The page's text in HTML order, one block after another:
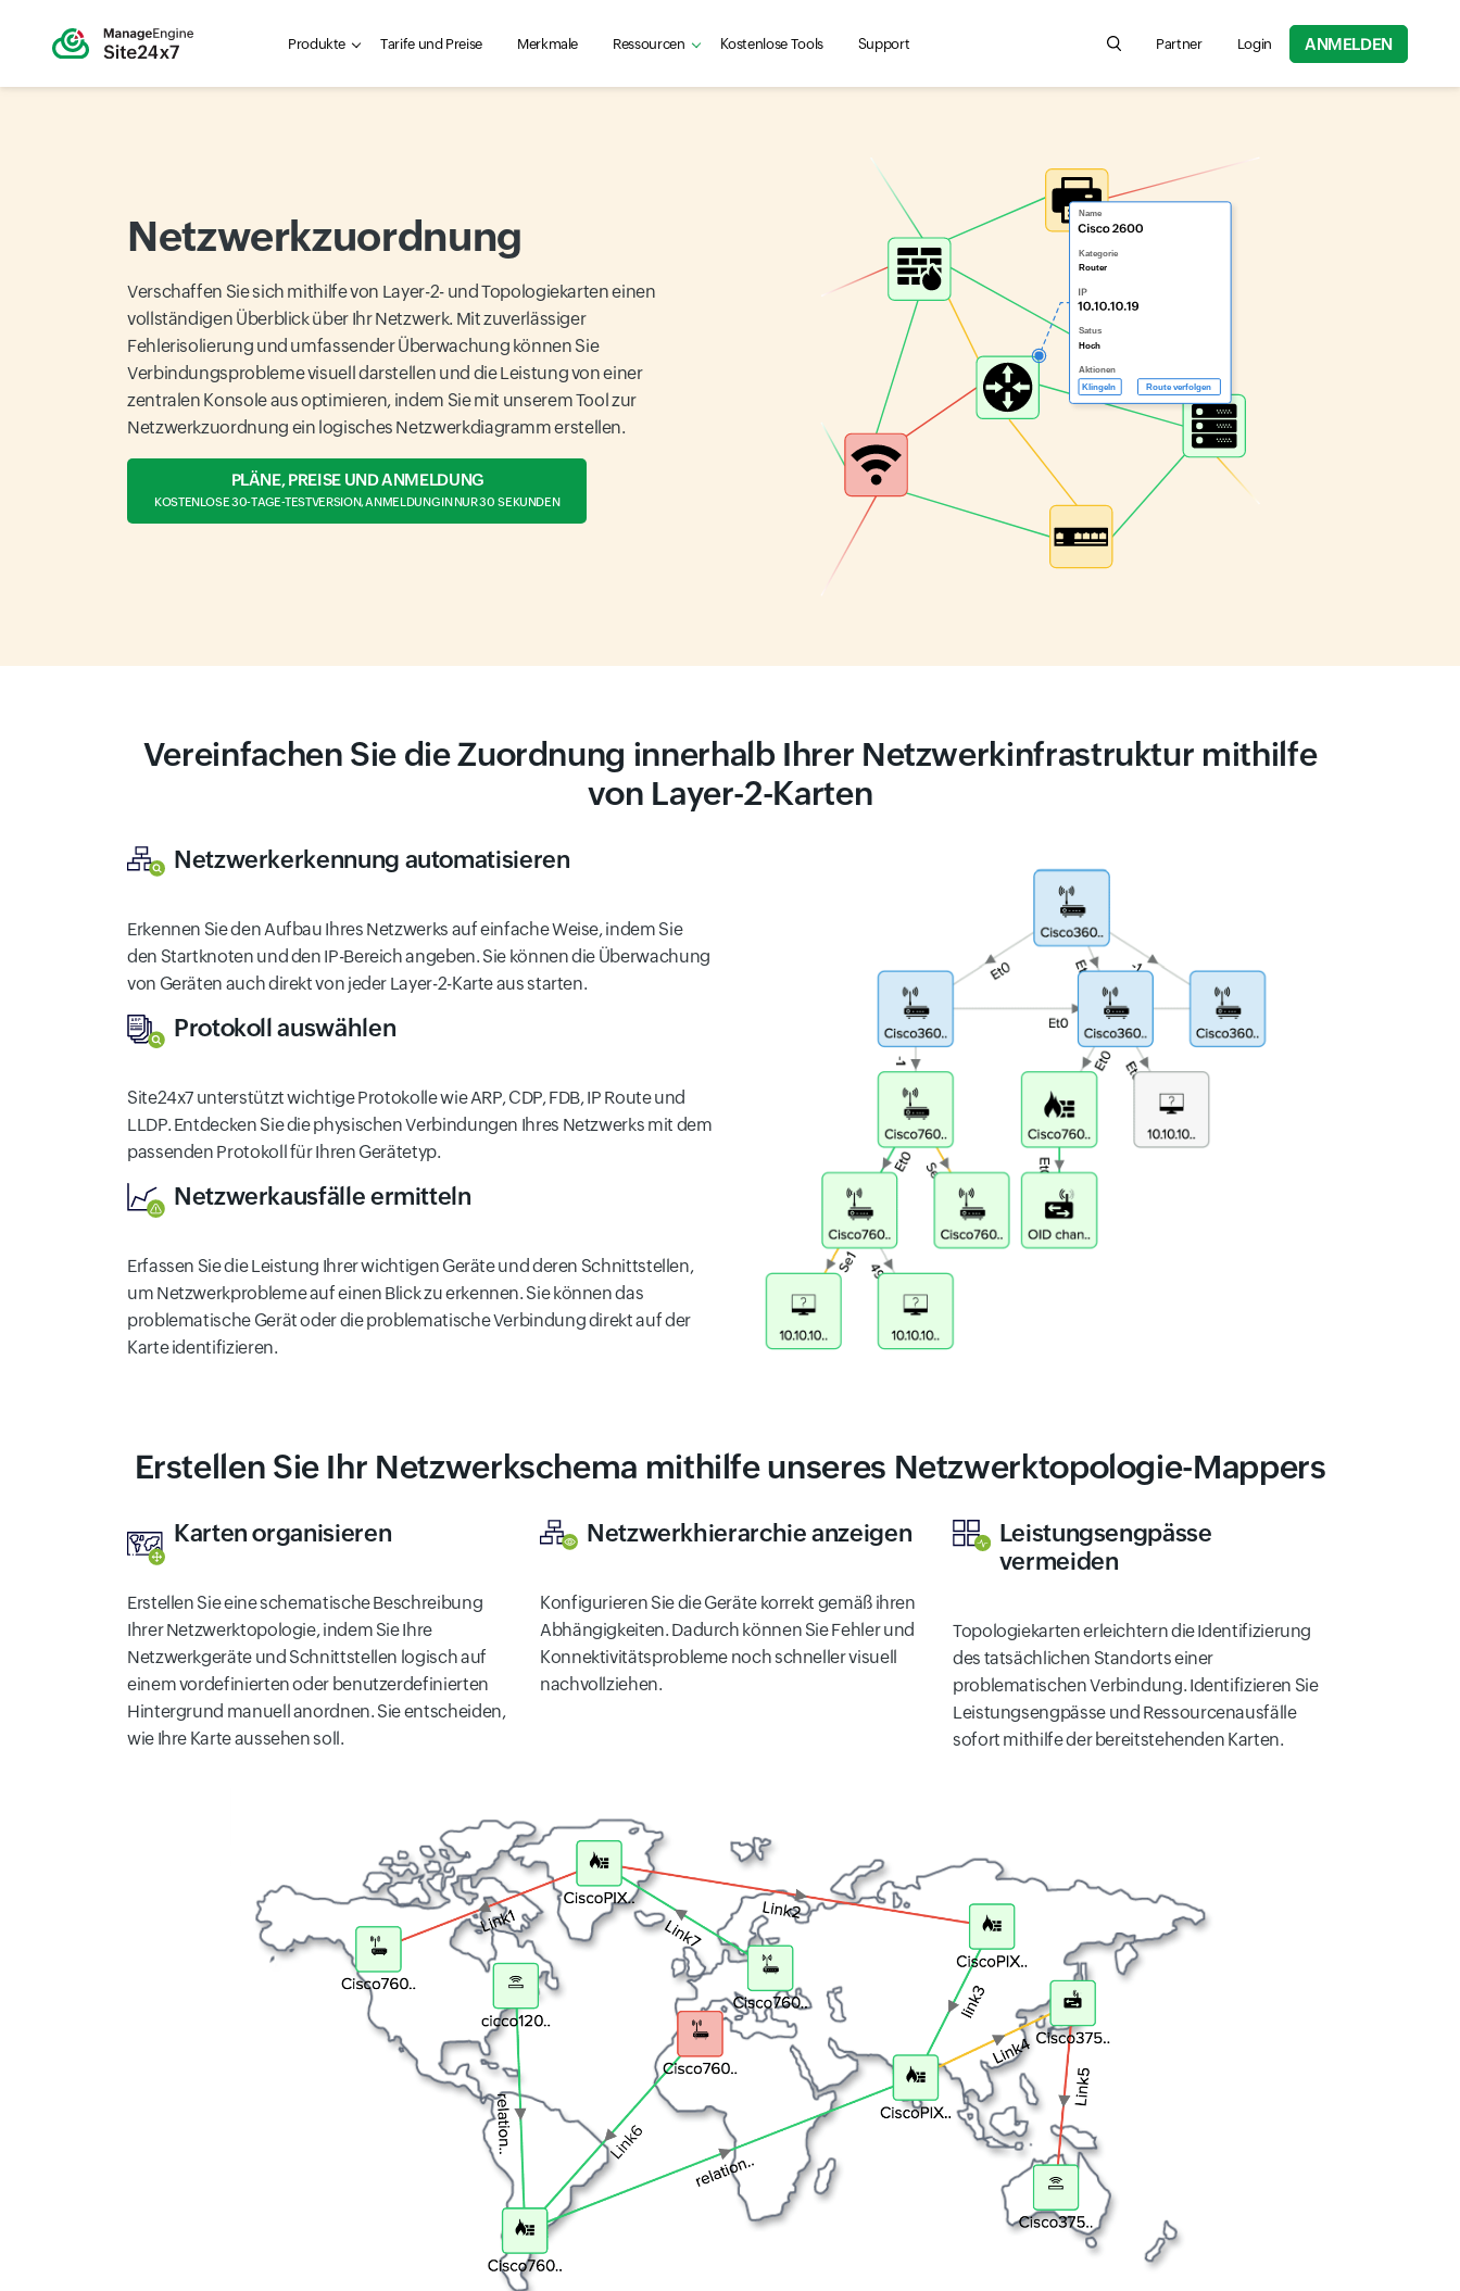
Produkte Tarife und Preise Merkmale Ressourcen Kostenlose Tools Support Search for product information, help articles,
Partner Login ANMELDEN
Netzwerkzuordnung
Verschaffen Sie sich mithilfe von Layer-2- und Topologiekarten einen
vollständigen Überblick über Ihr Netzwerk. Mit zuverlässiger
Fehlerisolierung und umfassender Überwachung können Sie
Verbindungsprobleme visuell darstellen und die Leistung von einer
zentralen Konsole aus optimieren, indem Sie mit unserem Tool zur
Netzwerkzuordnung ein logisches Netzwerkdiagramm erstellen.
PLÄNE, PREISE UND ANMELDUNG
KOSTENLOSE 30-TAGE-TESTVERSION, ANMELDUNG IN NUR 30 SEKUNDEN
Vereinfachen Sie die Zuordnung innerhalb Ihrer Netzwerkinfrastruktur mithilfe
von Layer-2-Karten
Netzwerkerkennung automatisieren
Erkennen Sie den Aufbau Ihres Netzwerks auf einfache Weise, indem Sie
den Startknoten und den IP-Bereich angeben. Sie können die Überwachung
von Geräten auch direkt von jeder Layer-2-Karte aus starten.
Protokoll auswählen
Site24x7 unterstützt wichtige Protokolle wie ARP, CDP, FDB, IP Route und
LLDP. Entdecken Sie die physischen Verbindungen Ihres Netzwerks mit dem
passenden Protokoll für Ihren Gerätetyp.
Netzwerkausfälle ermitteln
Erfassen Sie die Leistung Ihrer wichtigen Geräte und deren Schnittstellen,
um Netzwerkprobleme auf einen Blick zu erkennen. Sie können das
problematische Gerät oder die problematische Verbindung direkt auf der
Karte identifizieren.
Erstellen Sie Ihr Netzwerkschema mithilfe unseres Netzwerktopologie-Mappers
Karten organisieren
Erstellen Sie eine schematische Beschreibung
Ihrer Netzwerktopologie, indem Sie Ihre
Netzwerkgeräte und Schnittstellen logisch auf
einem vordefinierten oder benutzerdefinierten
Hintergrund manuell anordnen. Sie entscheiden,
wie Ihre Karte aussehen soll.
Netzwerkhierarchie anzeigen
Konfigurieren Sie die Geräte korrekt gemäß ihren
Abhängigkeiten. Dadurch können Sie Fehler und
Konnektivitätsprobleme noch schneller visuell
nachvollziehen.
Leistungsengpässe
vermeiden
Topologiekarten erleichtern die Identifizierung
des tatsächlichen Standorts einer
problematischen Verbindung. Identifizieren Sie
Leistungsengpässe und Ressourcenausfälle
sofort mithilfe der bereitstehenden Karten.